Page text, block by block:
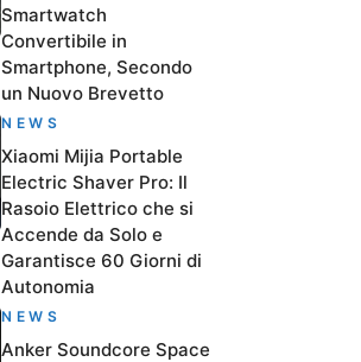
Smartwatch
Convertibile in
Smartphone, Secondo
un Nuovo Brevetto
NEWS
Xiaomi Mijia Portable
Electric Shaver Pro: Il
Rasoio Elettrico che si
Accende da Solo e
Garantisce 60 Giorni di
Autonomia
NEWS
Anker Soundcore Space